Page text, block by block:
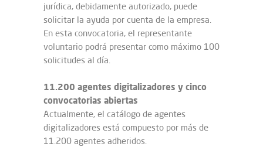
jurídica, debidamente autorizado, puede
solicitar la ayuda por cuenta de la empresa.
En esta convocatoria, el representante
voluntario podrá presentar como máximo 100
solicitudes al día.
11.200 agentes digitalizadores y cinco
convocatorias abiertas
Actualmente, el catálogo de agentes
digitalizadores está compuesto por más de
11.200 agentes adheridos.